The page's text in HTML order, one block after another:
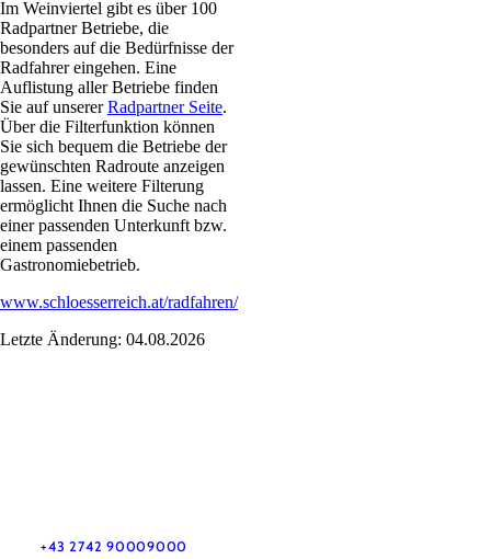
Im Weinviertel gibt es über 100
Radpartner Betriebe, die
besonders auf die Bedürfnisse der
Radfahrer eingehen. Eine
Auflistung aller Betriebe finden
Sie auf unsererRadpartner Seite.
Über die Filterfunktion können
Sie sich bequem die Betriebe der
gewünschten Radroute anzeigen
lassen. Eine weitere Filterung
ermöglicht Ihnen die Suche nach
einer passenden Unterkunft bzw.
einem passenden
Gastronomiebetrieb.
www.schloesserreich.at/radfahren/
Letzte Änderung: 04.08.2026
+43 2742 90009000